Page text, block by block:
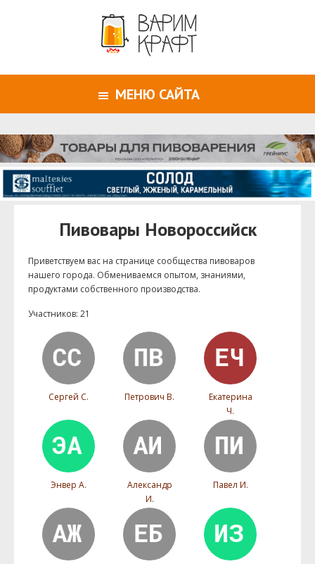
МЕНЮ САЙТА
Пивовары Новороссийск
Приветствуем ваc на странице сообщества пивоваров
нашего города. Обмениваемся опытом, знаниями,
продуктами собственного производства.
Участников: 21
Сергей С. Петрович В.
Екатерина
Ч.
Энвер А.
Александр
И.
Павел И.